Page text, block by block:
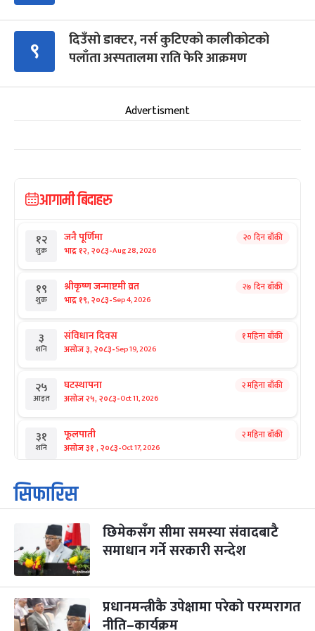
९
दिउँसो डाक्टर, नर्स कुटिएको कालीकोटको
पलाँता अस्पतालमा राति फेरि आक्रमण
Advertisment
आगामी बिदाहरु
१२
शुक्र
जनै पूर्णिमा
भाद्र १२, २०८३-Aug 28, 2026
२० दिन बाँकी
१९
शुक्र
श्रीकृष्ण जन्माष्टमी व्रत
भाद्र १९, २०८३-Sep 4, 2026
२७ दिन बाँकी
३
शनि
संविधान दिवस
असोज ३, २०८३-Sep 19, 2026
१ महिना बाँकी
२५
आइत
घटस्थापना
असोज २५, २०८३-Oct 11, 2026
२ महिना बाँकी
३१
शनि
फूलपाती
असोज ३१ , २०८३-Oct 17, 2026
२ महिना बाँकी
१
आइत
कार्तिक सङ्क्रान्ति
कार्तिक १, २०८३
३
मंगल
महानवमी
कार्तिक ३, २०८३-Oct 20, 2026
२ महिना बाँकी
४
बुध कार्तिक ४, २०८३ Oct 21, 2026
सिफारिस
छिमेकसँग सीमा समस्या संवादबाटै
समाधान गर्ने सरकारी सन्देश
प्रधानमन्त्रीकै उपेक्षामा परेको परम्परागत
नीति–कार्यक्रम